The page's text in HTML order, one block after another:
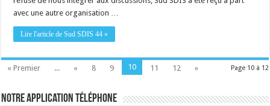
avec une autre organisation …
Lire l'article de Sud SDIS 44 »
Page 10 à 12
« Premier ... « 8 9 10 11 12 »
Notre application téléphone